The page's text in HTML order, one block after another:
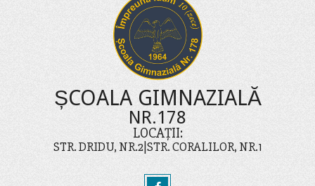
ȘCOALA GIMNAZIALĂ
NR.178
LOCAȚII:
STR. DRIDU, NR.2|STR. CORALILOR, NR.1